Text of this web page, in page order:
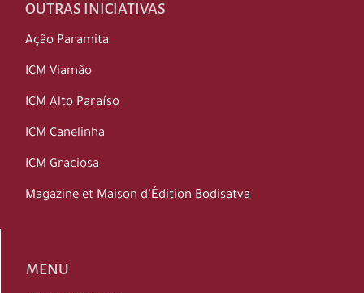
OUTRAS INICIATIVAS
Ação Paramita
ICM Viamão
ICM Alto Paraíso
ICM Canelinha
ICM Graciosa
Magazine et Maison d’Édition Bodisatva
MENU